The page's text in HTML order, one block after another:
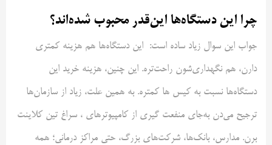
چرا این دستگاه‌ها این‌قدر محبوب شده‌اند؟
جواب این سوال زیاد ساده است: این دستگاه‌ها هم هزینه کمتری
دارن، هم نگهداری‌شون راحت‌تره. این چنین، هزینه خرید این
دستگاه‌ها نسبت به کیس ها کمتره. به همین علت، زیاد از سازمان‌ها
ترجیح می‌دن به‌جای منفعت گیری از کامپیوترهای ، سراغ تین کلاینت
برن. مدارس، بانک‌ها، شرکت‌های بزرگ، حتی مراکز درمانی؛ همه